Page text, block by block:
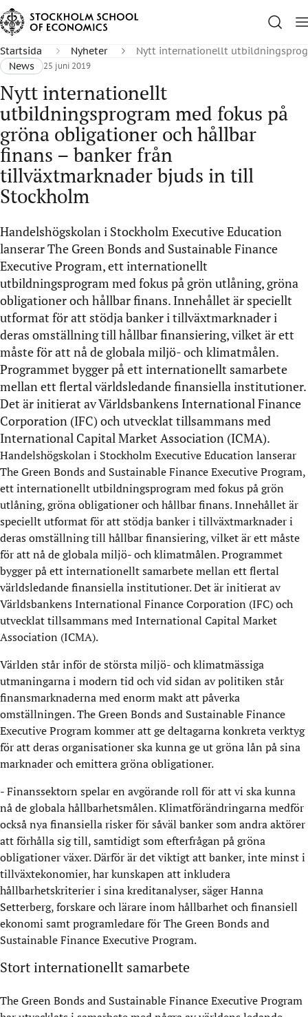
Startsida Nyheter
Nytt internationellt
News
25 juni 2019
Nytt internationellt
utbildningsprogram med fokus på
gröna obligationer och hållbar
finans – banker från
tillväxtmarknader bjuds in till
Stockholm
Handelshögskolan i Stockholm Executive Education
lanserar The Green Bonds and Sustainable Finance
Executive Program, ett internationellt
utbildningsprogram med fokus på grön utlåning, gröna
obligationer och hållbar finans. Innehållet är speciellt
utformat för att stödja banker i tillväxtmarknader i
deras omställning till hållbar finansiering, vilket är ett
måste för att nå de globala miljö- och klimatmålen.
Programmet bygger på ett internationellt samarbete
mellan ett flertal världsledande finansiella institutioner.
Det är initierat av Världsbankens International Finance
Corporation (IFC) och utvecklat tillsammans med
International Capital Market Association (ICMA).
Handelshögskolan i Stockholm Executive Education lanserar
The Green Bonds and Sustainable Finance Executive Program,
ett internationellt utbildningsprogram med fokus på grön
utlåning, gröna obligationer och hållbar finans. Innehållet är
speciellt utformat för att stödja banker i tillväxtmarknader i
deras omställning till hållbar finansiering, vilket är ett måste
för att nå de globala miljö- och klimatmålen. Programmet
bygger på ett internationellt samarbete mellan ett flertal
världsledande finansiella institutioner. Det är initierat av
Världsbankens International Finance Corporation (IFC) och
utvecklat tillsammans med International Capital Market
Association (ICMA).
Världen står inför de största miljö- och klimatmässiga
utmaningarna i modern tid och vid sidan av politiken står
finansmarknaderna med enorm makt att påverka
omställningen. The Green Bonds and Sustainable Finance
Executive Program kommer att ge deltagarna konkreta verktyg
för att deras organisationer ska kunna ge ut gröna lån på sina
marknader och emittera gröna obligationer.
- Finanssektorn spelar en avgörande roll för att vi ska kunna
nå de globala hållbarhetsmålen. Klimatförändringarna medför
också nya finansiella risker för såväl banker som andra aktörer
att förhålla sig till, samtidigt som efterfrågan på gröna
obligationer växer. Därför är det viktigt att banker, inte minst i
tillväxtekonomier, har kunskapen att inkludera
hållbarhetskriterier i sina kreditanalyser, säger Hanna
Setterberg, forskare och lärare inom hållbarhet och finansiell
ekonomi samt programledare för The Green Bonds and
Sustainable Finance Executive Program.
Stort internationellt samarbete
The Green Bonds and Sustainable Finance Executive Program